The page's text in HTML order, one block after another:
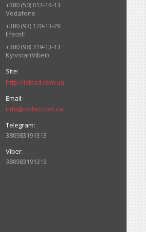
+380 (50) 013-14-13
Vodafone
+380 (93) 170-13-29
lifecell
+380 (98) 319-13-13
Kyivstar(Viber)
http://isklad.com.ua
info@isklad.com.ua
380983191313
380983191313